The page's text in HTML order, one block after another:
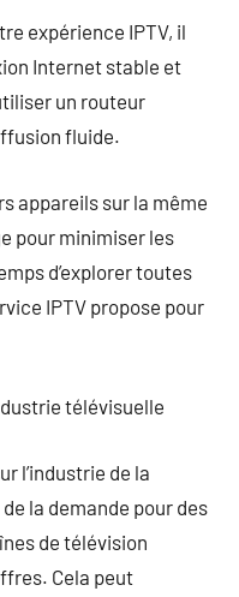
expérience IPTV, il
Internet stable et
un routeur
fluide.
appareils sur la même
pour minimiser les
d’explorer toutes
IPTV propose pour
télévisuelle
l’industrie de la
la demande pour des
de télévision
Cela peut